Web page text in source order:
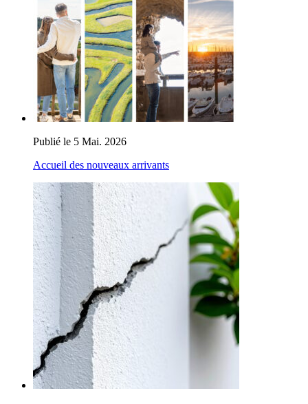
Publié le 5 Mai. 2026
Accueil des nouveaux arrivants